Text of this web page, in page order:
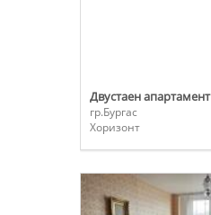
Двустаен апартамент
гр.Бургас
Хоризонт